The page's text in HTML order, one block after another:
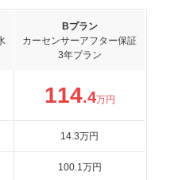
Bプラン
カーセンサーアフター保証
3年プラン
114.4万円
14.3万円
100.1万円